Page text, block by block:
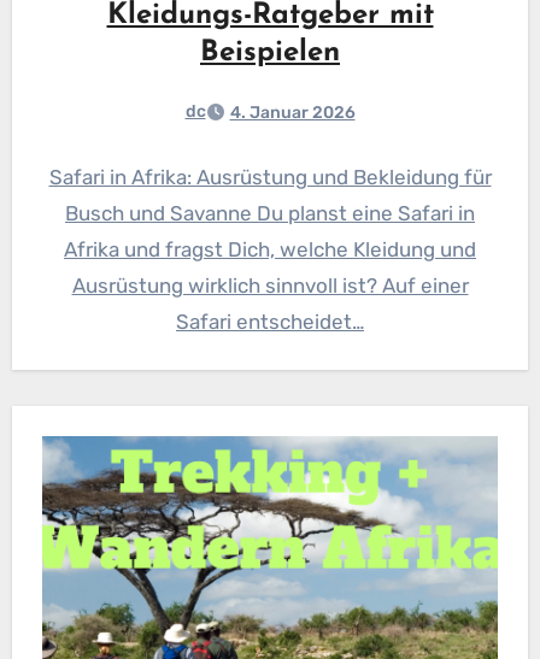
Kleidungs-Ratgeber mit
Beispielen
dc 4. Januar 2026
Safari in Afrika: Ausrüstung und Bekleidung für
Busch und Savanne Du planst eine Safari in
Afrika und fragst Dich, welche Kleidung und
Ausrüstung wirklich sinnvoll ist? Auf einer
Safari entscheidet…